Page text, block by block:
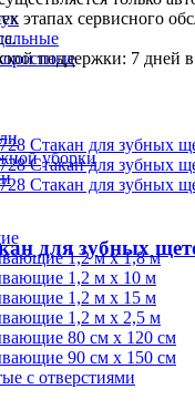
уборки
1,2 м х 1,8 м
1,2 м х 10 м
1,2 м х 15 м
1,2 м х 2,5 м
80 см х 120 см
90 см х 150 см
с отверстиями
этапах сервисного
поддержки: 7 дней
для зубных